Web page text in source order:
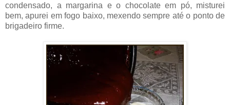
condensado, a margarina e o chocolate em pó, misturei
bem, apurei em fogo baixo, mexendo sempre até o ponto de
brigadeiro firme.